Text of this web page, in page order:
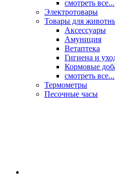
смотреть все...
Электротовары
Товары для
Аксессуары
Амуниция
Ветаптека
Гигиена и
Кормовые
смотреть все...
Термометры
Песочные часы